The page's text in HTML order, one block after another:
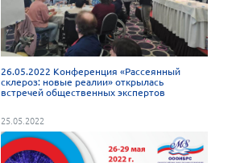
26.05.2022 Конференция «Рассеянный
склероз: новые реалии» открылась
встречей общественных экспертов
25.05.2022